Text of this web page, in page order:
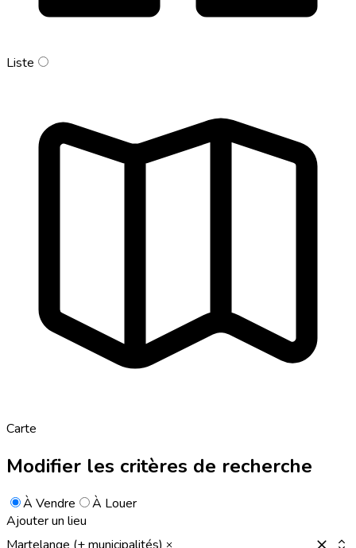
Liste
Carte
Modifier les critères de recherche
À Vendre
À Louer
Ajouter un lieu